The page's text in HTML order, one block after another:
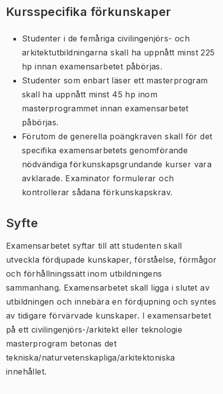
Kursspecifika förkunskaper
Studenter i de femåriga civilingenjörs- och
arkitektutbildningarna skall ha uppnått minst 225
hp innan examensarbetet påbörjas.
Studenter som enbart läser ett masterprogram
skall ha uppnått minst 45 hp inom
masterprogrammet innan examensarbetet
påbörjas.
Förutom de generella poängkraven skall för det
specifika examensarbetets genomförande
nödvändiga förkunskapsgrundande kurser vara
avklarade. Examinator formulerar och
kontrollerar sådana förkunskapskrav.
Syfte
Examensarbetet syftar till att studenten skall
utveckla fördjupade kunskaper, förståelse, förmågor
och förhållningssätt inom utbildningens
sammanhang. Examensarbetet skall ligga i slutet av
utbildningen och innebära en fördjupning och syntes
av tidigare förvärvade kunskaper. I examensarbetet
på ett civilingenjörs-/arkitekt eller teknologie
masterprogram betonas det
tekniska/naturvetenskapliga/arkitektoniska
innehållet.